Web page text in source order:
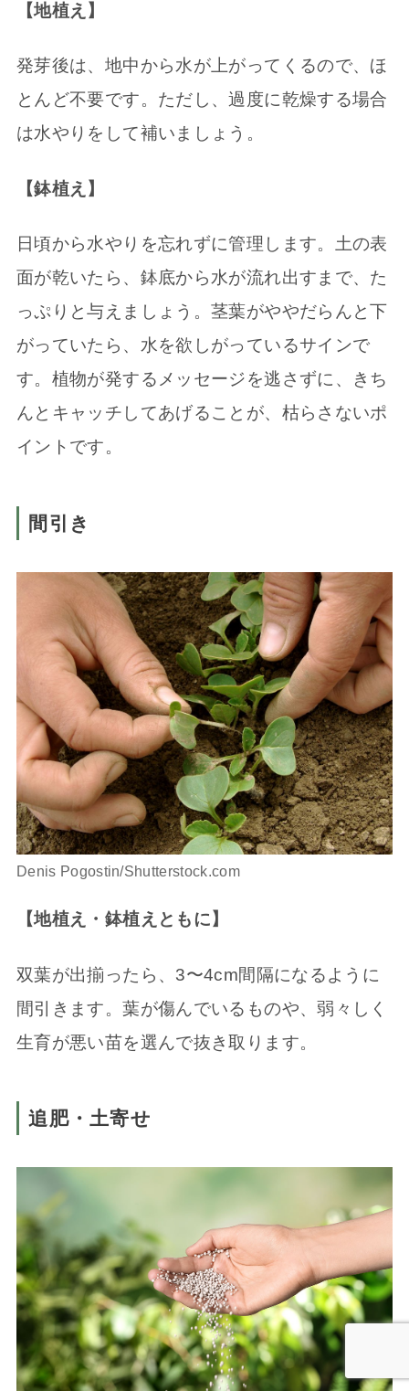
【地植え】
発芽後は、地中から水が上がってくるので、ほ
とんど不要です。ただし、過度に乾燥する場合
は水やりをして補いましょう。
【鉢植え】
日頃から水やりを忘れずに管理します。土の表
面が乾いたら、鉢底から水が流れ出すまで、た
っぷりと与えましょう。茎葉がややだらんと下
がっていたら、水を欲しがっているサインで
す。植物が発するメッセージを逃さずに、きち
んとキャッチしてあげることが、枯らさないポ
イントです。
間引き
Denis Pogostin/Shutterstock.com
【地植え・鉢植えともに】
双葉が出揃ったら、3〜4cm間隔になるように
間引きます。葉が傷んでいるものや、弱々しく
生育が悪い苗を選んで抜き取ります。
追肥・土寄せ